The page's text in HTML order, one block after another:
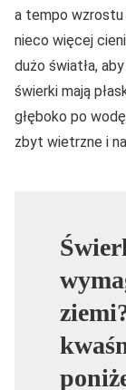
a tempo wzrostu
nieco więcej
dużo światła,
świerki mają
głęboko po
zbyt wietrzne i